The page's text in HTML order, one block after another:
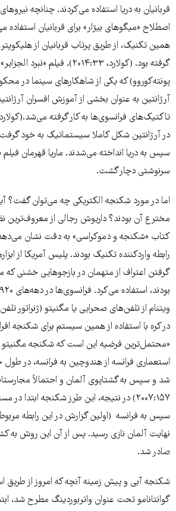
قربانیان به دریا استفاده می‌کردند. چنانچه
اصطلاح «میگوهای بیژار» برای قربانیان استفاده
همین تکنیک، از طریق پرتاب قربانیان از
گرفته بود. (کولارد، ۲۰۱۴:۳۳). فیلم
پونته‌کوروو) که یکی از شاهکارهای سینما در
آرژانتین به عنوان بخشی از آموزش افسران
در آرژانتین شکل کاملا سیستماتیک به خود
سپس به دریا انداخته می‌شدند. ماریا قهرمان
سرنوشتی دچار گشت.
اما در مورد شکنجه الکتریکی چه می‌توان گفت؟
مخترع آن بودند؟ داریوش رجالی از معروف‌ترین
کتاب «شکنجه و دموکراسی» به دقت نشان می‌دهد
رابطه وارد‌کننده تکنیک بودند. پلیس آمریکا از
گرفتن اعتراف از متهمان در بازجوهایی خشنی
ویتنام از تلفن‌های صحرایی یا مگنیتو (ژنراتور
در کره با استفاده از همین سیستم برای شکنجه
«محتمل‌ترین فرضیه این است که شکنجه
استعماری فرانسه از هندوچین به فرانسه، در
شد و سپس به گشتاپوی آلمان و احتمالاً
۲۰۰۷:۱۵۷) در نتیجه، این طرز شکنجه ابتدا
سپس به فرانسه (اولین گزارش در این رابطه
نهایت آلمان نازی رسید. پس از آن این روش به
صادر شد.
شکنجه آبی و پیش زمینه آنچه که امروز از طریق
گوانتانامو تحت عنوان واتربوردینگ مطرح شد،